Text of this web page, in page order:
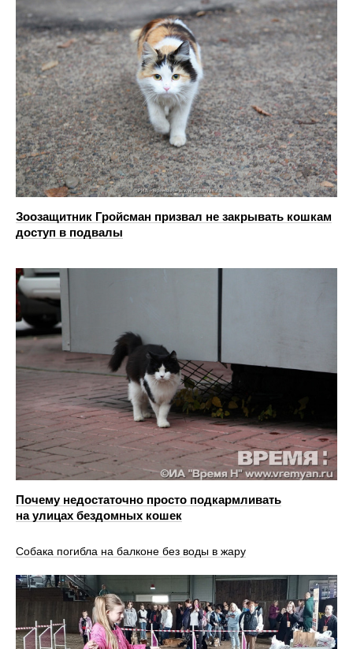
Зоозащитник Гройсман призвал не закрывать кошкам
доступ в подвалы
Почему недостаточно просто подкармливать
на улицах бездомных кошек
Собака погибла на балконе без воды в жару